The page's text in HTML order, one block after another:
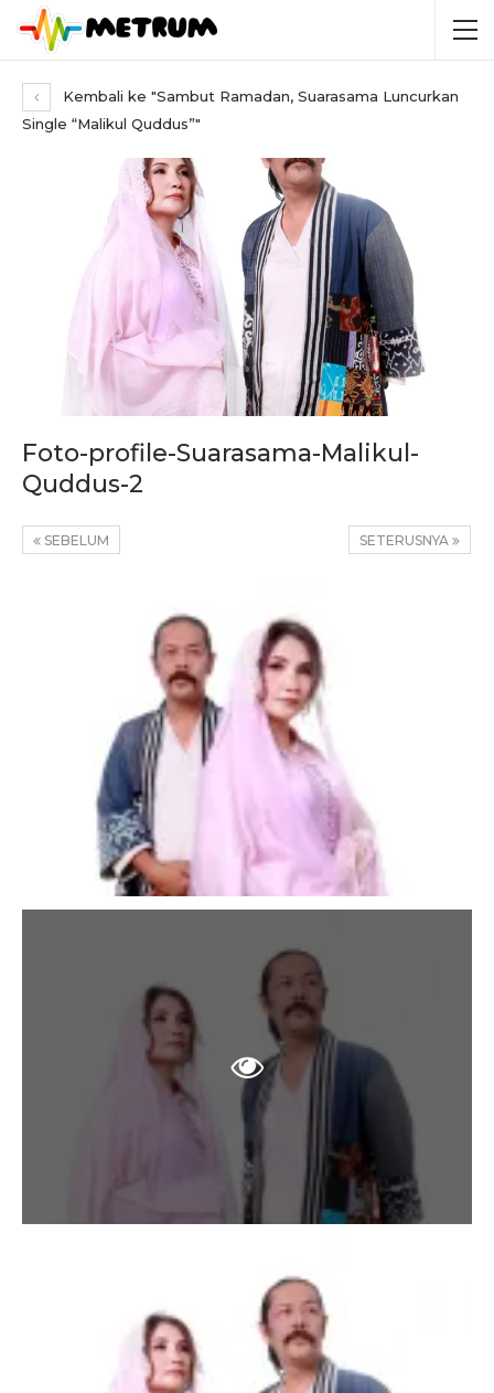
Kembali ke "Sambut Ramadan, Suarasama Luncurkan
Single “Malikul Quddus”"
Foto-profile-Suarasama-Malikul-
Quddus-2
SETERUSNYA
SEBELUM